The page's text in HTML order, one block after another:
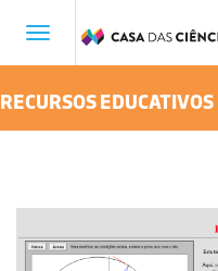
Toggle
RECURSOS EDUCATIVOS